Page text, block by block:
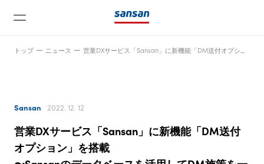
ニュース
トップ ニュース
Sansan 2022. 12. 12
営業DXサービス「Sansan」に新機能「DM送付
オプション」を搭載